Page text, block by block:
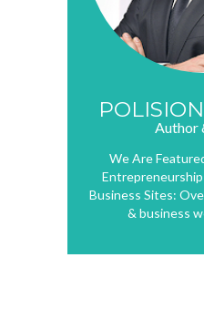
Author
We Are
Business Sites:
& business